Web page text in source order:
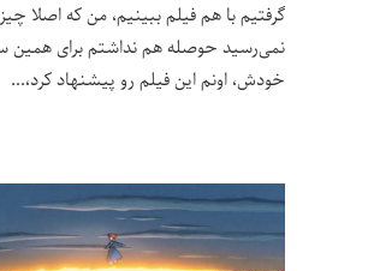
گرفتیم با هم فیلم ببینیم، من که اصلا
نمی‌رسید حوصله هم نداشتم برای همین
خودش، اونم این فیلم رو پیشنهاد کرد،